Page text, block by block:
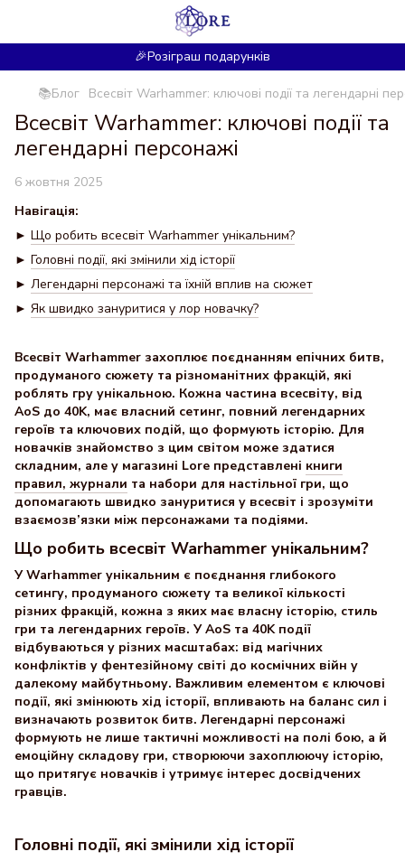
🎉Розіграш подарунків
📚Блог Всесвіт Warhammer: ключові події та легендарні
Всесвіт Warhammer: ключові події та
легендарні персонажі
6 жовтня 2025
Навігація:
► Що робить всесвіт Warhammer унікальним?
► Головні події, які змінили хід історії
► Легендарні персонажі та їхній вплив на сюжет
► Як швидко зануритися у лор новачку?
Всесвіт Warhammer захоплює поєднанням епічних битв,
продуманого сюжету та різноманітних фракцій, які
роблять гру унікальною. Кожна частина всесвіту, від
AoS до 40K, має власний сетинг, повний легендарних
героїв та ключових подій, що формують історію. Для
новачків знайомство з цим світом може здатися
складним, але у магазині Lore представлені книги
правил, журнали та набори для настільної гри, що
допомагають швидко зануритися у всесвіт і зрозуміти
взаємозв’язки між персонажами та подіями.
Що робить всесвіт Warhammer унікальним?
У Warhammer унікальним є поєднання глибокого
сетингу, продуманого сюжету та великої кількості
різних фракцій, кожна з яких має власну історію, стиль
гри та легендарних героїв. У AoS та 40K події
відбуваються у різних масштабах: від магічних
конфліктів у фентезійному світі до космічних війн у
далекому майбутньому. Важливим елементом є ключові
події, які змінюють хід історії, впливають на баланс сил і
визначають розвиток битв. Легендарні персонажі
формують не лише тактичні можливості на полі бою, а й
емоційну складову гри, створюючи захоплюючу історію,
що притягує новачків і утримує інтерес досвідчених
гравців.
Головні події, які змінили хід історії